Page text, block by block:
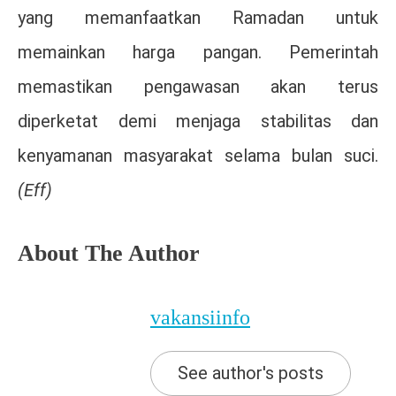
yang memanfaatkan Ramadan untuk
memainkan harga pangan. Pemerintah
memastikan pengawasan akan terus
diperketat demi menjaga stabilitas dan
kenyamanan masyarakat selama bulan suci.
(Eff)
About The Author
vakansiinfo
See author's posts